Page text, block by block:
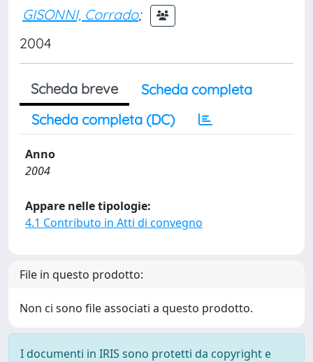
GISONNI, Corrado;
2004
Scheda breve
Scheda completa
Scheda completa (DC)
Anno
2004
Appare nelle tipologie:
4.1 Contributo in Atti di convegno
File in questo prodotto:
Non ci sono file associati a questo prodotto.
I documenti in IRIS sono protetti da copyright e